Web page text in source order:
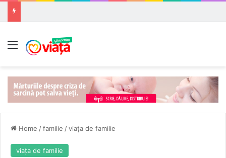
Meniu
Home /familie /viaţa de familie
viaţa de familie